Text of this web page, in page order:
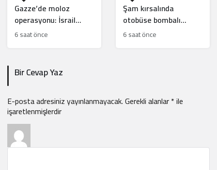
Gazze’de moloz
operasyonu: İsrail
soykırım kanıtlarını mı
6 saat önce
Şam kırsalında
otobüse bombalı
saldırı: 2 ölü, 14 yaralı
6 saat önce
Bir Cevap Yaz
E-posta adresiniz yayınlanmayacak.Gerekli alanlar*ile
işaretlenmişlerdir